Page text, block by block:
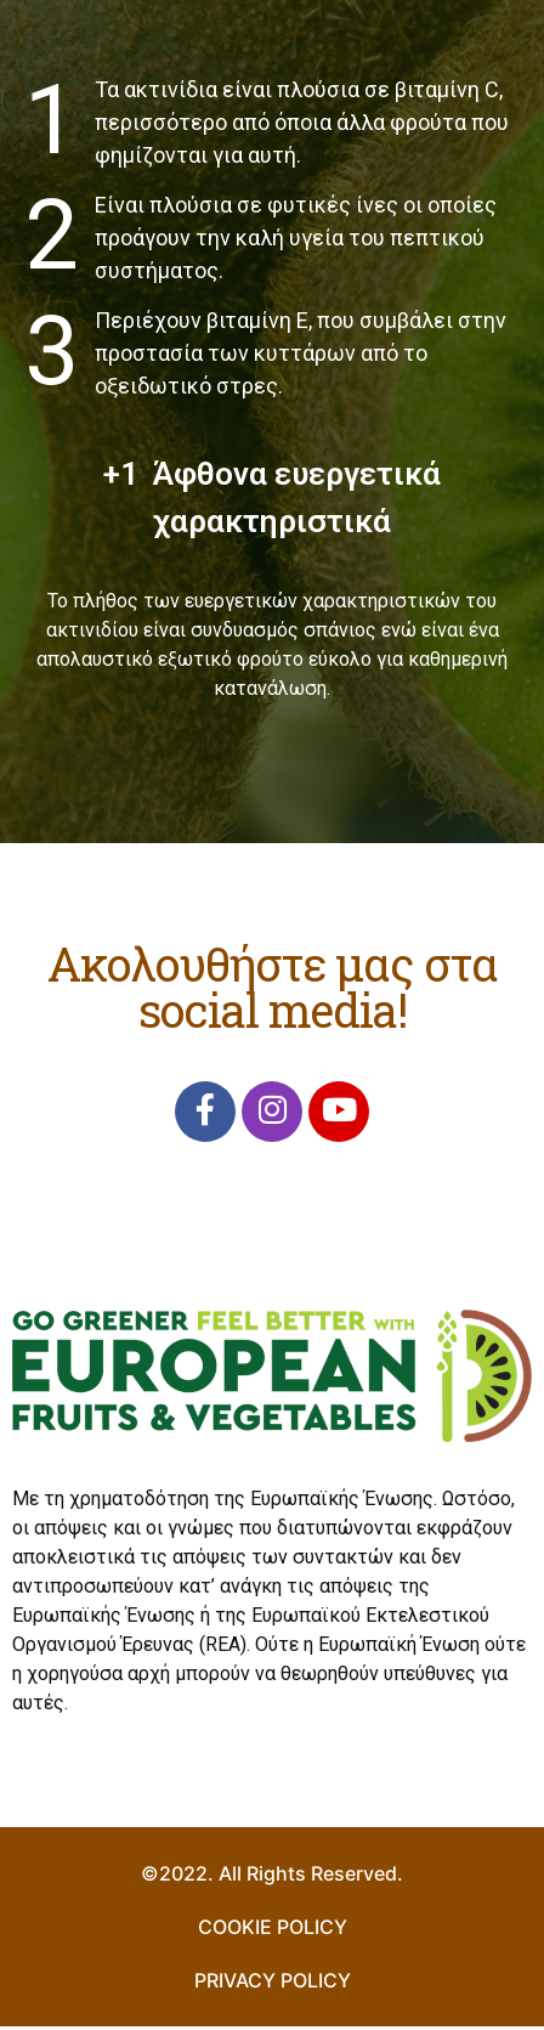
1
Τα ακτινίδια είναι πλούσια σε βιταμίνη C,
περισσότερο από όποια άλλα φρούτα που
φημίζονται για αυτή.
2
Είναι πλούσια σε φυτικές ίνες οι οποίες
προάγουν την καλή υγεία του πεπτικού
συστήματος.
3
Περιέχουν βιταμίνη Ε, που συμβάλει στην
προστασία των κυττάρων από το
οξειδωτικό στρες.
+1 Άφθονα ευεργετικά
χαρακτηριστικά
Το πλήθος των ευεργετικών χαρακτηριστικών του
ακτινιδίου είναι συνδυασμός σπάνιος ενώ είναι ένα
απολαυστικό εξωτικό φρούτο εύκολο για καθημερινή
κατανάλωση.
Ακολουθήστε μας στα
social media!
Με τη χρηματοδότηση της Ευρωπαϊκής Ένωσης. Ωστόσο,
οι απόψεις και οι γνώμες που διατυπώνονται εκφράζουν
αποκλειστικά τις απόψεις των συντακτών και δεν
αντιπροσωπεύουν κατ’ ανάγκη τις απόψεις της
Ευρωπαϊκής Ένωσης ή της Ευρωπαϊκού Εκτελεστικού
Οργανισμού Έρευνας (REA). Ούτε η Ευρωπαϊκή Ένωση ούτε
η χορηγούσα αρχή μπορούν να θεωρηθούν υπεύθυνες για
αυτές.
©2022. All Rights Reserved.
COOKIE POLICY
PRIVACY POLICY